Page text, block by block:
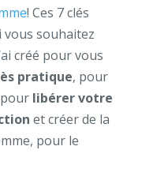
! Ces 7 clés
souhaitez
créé pour vous
pratique, pour
libérer votre
et créer de la
pour le